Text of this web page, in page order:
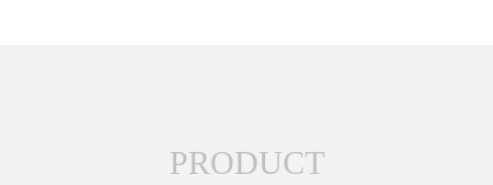
PRODUCT